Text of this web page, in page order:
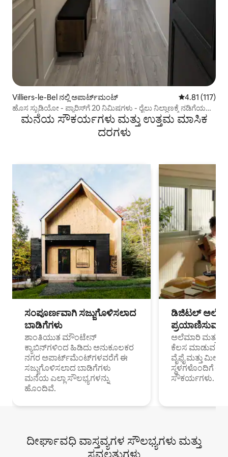
Villiers-le-Bel ನಲ್ಲಿ ಅಪಾರ್ಟ್‌ಮಂಟ್ 5 ರಲ್ಲಿ 4.81
4.81 (117)
ಹೊಸ ಸ್ಟುಡಿಯೋ - ಪ್ಯಾರಿಸ್‌ಗೆ 20 ನಿಮಿಷಗಳು - ರೈಲು ನಿಲ್ದಾಣಕ್ಕೆ ನಡಿಗೆಯಲ್ಲಿ
3 ನಿಮಿಷಗಳು
ಮನೆಯ ಸೌಕರ್ಯಗಳು ಮತ್ತು ಉತ್ತಮ ಮಾಸಿಕ
ದರಗಳು
ಸಂಪೂರ್ಣವಾಗಿ ಸಜ್ಜುಗೊಳಿಸಲಾದ
ಬಾಡಿಗೆಗಳು
ಶಾಂತಿಯುತ ಮೌಂಟೇನ್
ಕ್ಯಾಬಿನ್‌ಗಳಿಂದ ಹಿಡಿದು ಅನುಕೂಲಕರ
ನಗರ ಅಪಾರ್ಟ್‌ಮೆಂಟ್‌ಗಳವರೆಗೆ ಈ
ಸಜ್ಜುಗೊಳಿಸಲಾದ ಬಾಡಿಗೆಗಳು
ಮನೆಯ ಎಲ್ಲಾ ಸೌಲಭ್ಯಗಳನ್ನು
ಹೊಂದಿವೆ.
ಡಿಜಿಟಲ್
ಪ್ರಯಾಣಿಸುವ
ಅಲೆಮಾರಿ ಮತ್ತು
ಕೆಲಸ ಮಾಡುವ
ವೈಫೈ ಮತ್ತು
ಸ್ಥಳಗಳೊಂದಿಗೆ
ಸೌಕರ್ಯಗಳು.
ದೀರ್ಘಾವಧಿ ವಾಸ್ತವ್ಯಗಳ ಸೌಲಭ್ಯಗಳು ಮತ್ತು
ಸವಲತ್ತುಗಳು